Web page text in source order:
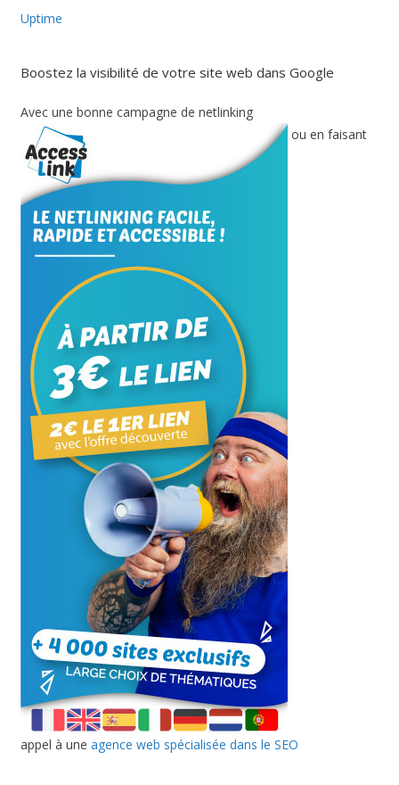
Uptime
Boostez la visibilité de votre site web dans Google
Avec une bonne campagne de netlinking
ou en faisant
appel à une agence web spécialisée dans le SEO